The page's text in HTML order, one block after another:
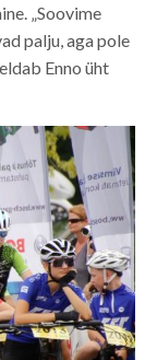
„Soovime
palju, aga pole
Enno üht